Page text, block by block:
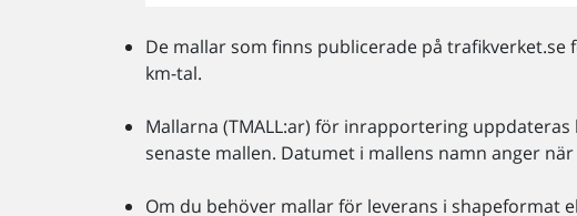
De mallar som finns publicerade på
km-tal.
Mallarna (TMALL:ar) för inrapportering
senaste mallen. Datumet i mallens namn anger
Om du behöver mallar för leverans i shapeformat